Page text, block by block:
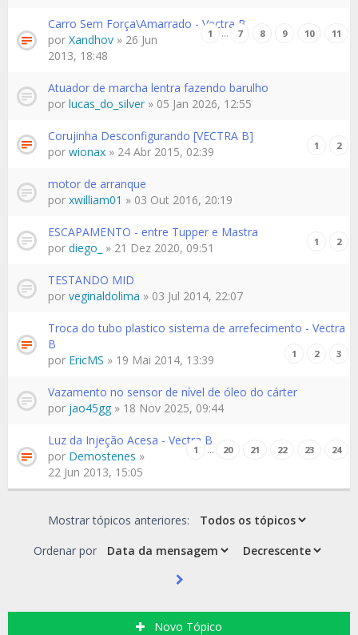
Carro Sem Força\Amarrado - Vectra B
1 … 7 8 9 10 11
por Xandhov » 26 Jun
2013, 18:48
Atuador de marcha lentra fazendo barulho
por lucas_do_silver » 05 Jan 2026, 12:55
Corujinha Desconfigurando [VECTRA B]
1 2
por wionax » 24 Abr 2015, 02:39
motor de arranque
por xwilliam01 » 03 Out 2016, 20:19
ESCAPAMENTO - entre Tupper e Mastra
1 2
por diego_ » 21 Dez 2020, 09:51
TESTANDO MID
por veginaldolima » 03 Jul 2014, 22:07
Troca do tubo plastico sistema de arrefecimento - Vectra
B
1 2 3
por EricMS » 19 Mai 2014, 13:39
Vazamento no sensor de nível de óleo do cárter
por jao45gg » 18 Nov 2025, 09:44
Luz da Injeção Acesa - Vectra B
1 … 20 21 22 23 24
por Demostenes »
22 Jun 2013, 15:05
Mostrar tópicos anteriores:
Ordenar por
Novo Tópico